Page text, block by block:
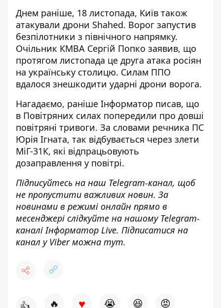
Днем раніше, 18 листопада, Київ також
атакували дрони Shahed. Ворог запустив
безпілотники з північного напрямку.
Очільник КМВА Сергій Попко заявив, що
протягом листопада це друга атака росіян
на українську столицю. Силам ППО
вдалося знешкодити ударні дрони ворога.
Нагадаємо, раніше Інформатор писав, що
в Повітряних силах попередили про довші
повітряні тривоги. За словами речника ПС
Юрія Ігната, так відбувається через злети
МіГ-31К, які відпрацьовують
дозаправлення у повітрі.
Підписуйтесь на наш Telegram-канал, щоб
не пропустити важливих новин. За
новинами в режимі онлайн прямо в
месенджері слідкуйте на нашому Telegram-
каналіІнформатор Live. Підписатися на
канал у Viber можна тут.
🔥 ♥ 😭 😆 😡